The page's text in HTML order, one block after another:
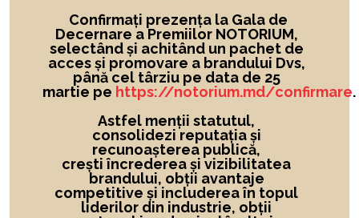
Confirmați prezența la Gala de
Decernare a Premiilor NOTORIUM,
selectând și achitând un pachet de
acces și promovare a brandului Dvs,
până cel târziu pe data de 25
martie pe https://notorium.md/confirmare.
Astfel menții statutul,
consolidezi reputația și
recunoașterea publică,
crești încrederea și vizibilitatea
brandului, obții avantaje
competitive și includerea în topul
liderilor din industrie, obții